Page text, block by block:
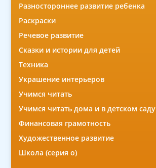
Разностороннее развитие ребенка
Раскраски
Речевое развитие
Сказки и истории для детей
Техника
Украшение интерьеров
Учимся читать
Учимся читать дома и в детском саду
Финансовая грамотность
Художественное развитие
Школа (серия о)